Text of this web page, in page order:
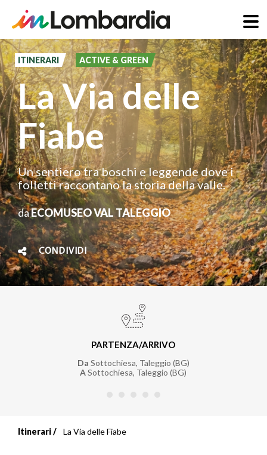
Salta
al
contenuto
principale
ITINERARI ACTIVE & GREEN
La Via delle
Fiabe
Un sentiero tra boschi e leggende dove i
folletti raccontano la storia della valle.
daECOMUSEO VAL TALEGGIO
CONDIVIDI
PARTENZA/ARRIVO
Da Sottochiesa, Taleggio (BG)
ASottochiesa, Taleggio (BG)
Itinerari La Via delle Fiabe